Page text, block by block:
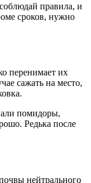
правила, и
сроков, нужно
перенимает их
сажать на место,
помидоры,
Редька после
нейтрального